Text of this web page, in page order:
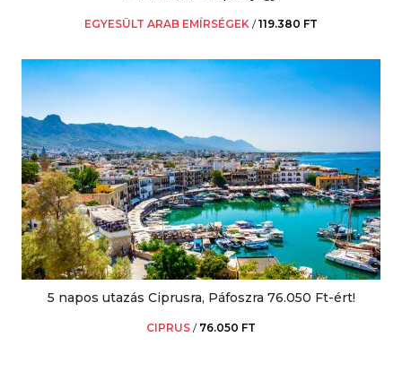
EGYESÜLT ARAB EMÍRSÉGEK /119.380 FT
5 napos utazás Ciprusra, Páfoszra 76.050 Ft-ért!
CIPRUS / 76.050 FT